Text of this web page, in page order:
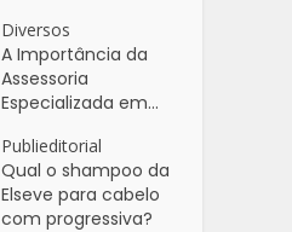
Diversos
A Importância da
Assessoria
Especializada em...
Publieditorial
Qual o shampoo da
Elseve para cabelo
com progressiva?